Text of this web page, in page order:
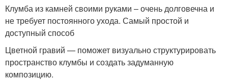
Клумба из камней своими руками – очень долговечна и
не требует постоянного ухода. Самый простой и
доступный способ
Цветной гравий — поможет визуально структурировать
пространство клумбы и создать задуманную
композицию.